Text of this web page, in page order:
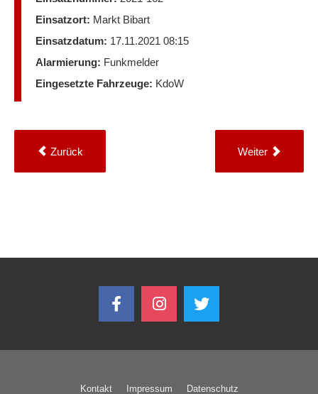
Einsatzort: Markt Bibart
Einsatzdatum: 17.11.2021 08:15
Alarmierung: Funkmelder
Eingesetzte Fahrzeuge: KdoW
Zurück Weiter
Kontakt Impressum Datenschutz